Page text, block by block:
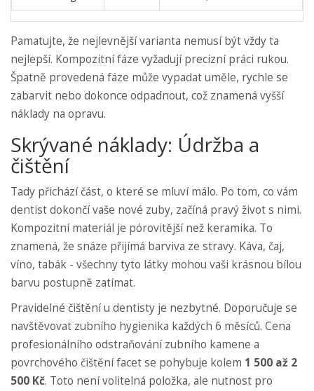
Pamatujte, že nejlevnější varianta nemusí být vždy ta
nejlepší. Kompozitní fáze vyžadují precizní práci rukou.
Špatně provedená fáze může vypadat uměle, rychle se
zabarvit nebo dokonce odpadnout, což znamená vyšší
náklady na opravu.
Skrývané náklady: Údržba a
čištění
Tady přichází část, o které se mluví málo. Po tom, co vám
dentist dokončí vaše nové zuby, začíná pravý život s nimi.
Kompozitní materiál je pórovitější než keramika. To
znamená, že snáze přijímá barviva ze stravy. Káva, čaj,
víno, tabák - všechny tyto látky mohou vaši krásnou bílou
barvu postupně zatímat.
Pravidelné čištění u dentisty je nezbytné. Doporučuje se
navštěvovat zubního hygienika každých 6 měsíců. Cena
profesionálního odstraňování zubního kamene a
povrchového čištění facet se pohybuje kolem 1 500 až 2
500 Kč. Toto není volitelná položka, ale nutnost pro